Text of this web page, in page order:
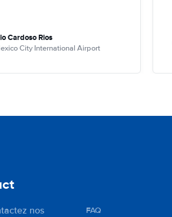
Cardoso Rios
City International Airport
nos FAQ